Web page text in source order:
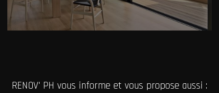
RENOV' PH vous informe et vous propose aussi :